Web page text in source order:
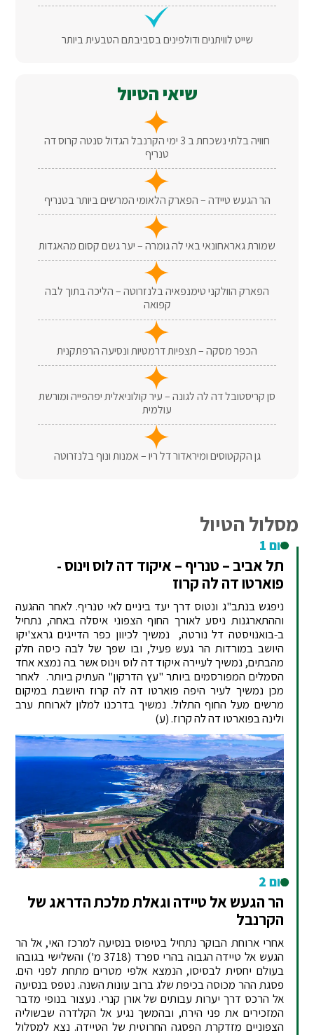
שייט לוויתנים ודולפינים בסביבתם הטבעית ביותר
שיאי הטיול
חוויה בלתי נשכחת ב 3 ימי הקרנבל הגדול סנטה קרוס דה
טנריף
הר הגעש טיידה – הפארק הלאומי המרשים ביותר בטנריף
שמורת גאראחונאי באי לה גומרה – יער גשם קסום מהאגדות
הפארק הוולקני טימנפאיה בלנזרוטה – הליכה בתוך לבה
קפואה
הכפר מסקה – תצפיות דרמטיות ונסיעה הרפתקנית
סן קריסטובל דה לה לגונה – עיר קולוניאלית יפהפייה ומורשת
עולמית
גן הקקטוסים ומיראדור דל ריו – אמנות ונוף בלנזרוטה
מסלול הטיול
יום 1
תל אביב – טנריף – איקוד דה לוס וינוס -
פוארטו דה לה קרוז
ניפגש בנתב"ג ונטוס דרך יעד ביניים לאי טנריף. לאחר ההגעה
וההתארגנות ניסע לאורך החוף הצפוני איסלה באחה, נתחיל
ב-בואנויסטה דל נורטה, נמשיך לכיוון כפר הדייגים גראצ'יקו
היושב במורדות הר געש פעיל, ובו שפך של לבה כיסה חלק
מהבתים, נמשיך לעיירה איקוד דה לוס וינוס אשר בה נמצא אחד
הסמלים המפורסמים ביותר "עץ הדרקון" העתיק ביותר. לאחר
מכן נמשיך לעיר היפה פוארטו דה לה קרוז היושבת במיקום
מרשים מעל החוף התלול. נמשיך בדרכנו למלון לארוחת ערב
ולינה בפוארטו דה לה קרוז. (ע)
יום 2
הר הגעש אל טיידה וגאלת מלכת הדראג של
הקרנבל
אחרי ארוחת הבוקר נתחיל בטיפוס בנסיעה למרכז האי, אל הר
הגעש אל טיידה הגבוה בהרי ספרד (3718 מ') והשלישי בגובהו
בעולם יחסית לבסיסו, הנמצא אלפי מטרים מתחת לפני הים.
פסגת ההר מכוסה בכיפת שלג ברוב עונות השנה. נטפס בנסיעה
אל הרכס דרך יערות עבותים של אורן קנרי. נעצור בנופי מדבר
המזכירים את פני הירח, ובהמשך נגיע אל הקלדרה שבשוליה
הצפוניים מזדקרת הפסגה החרוטית של הטיידה. נצא למסלול